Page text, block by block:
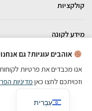
קולקציות
מידע לקונה
אוהבים עוגיות? גם
אנו מכבדים את פרטיות
וזכויתכם לחצו כאן מדיניות
עִבְרִית
English